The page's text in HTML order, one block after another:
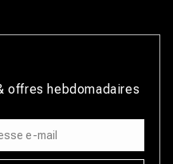
offres hebdomadaires